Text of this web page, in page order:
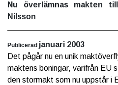
Nu överlämnas makten
Nilsson
Publicerad januari 2003
Det pågår nu en unik
maktens boningar, varifrån EU
den stormakt som nu uppstår i